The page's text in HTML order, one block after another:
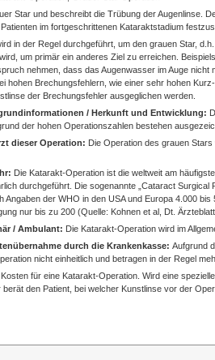
Star und beschreibt die Trübung der Augenlinse.
im fortgeschrittenen Kataraktstadium
in der Regel durchgeführt, um den grauen Star,
um primär ein anderes Ziel zu erreichen.
nehmen, dass das Augenwasser im Auge
hohen Brechungsfehlern, wie einer sehr hohen
der Brechungsfehler ausgeglichen werden.
/ Herkunft und Entwicklung:
der hohen Operationszahlen bestehen
dieser Operation: Die Operation des grauen
Die Katarakt-Operation ist die weltweit am
durchgeführt. Die sogenannte „Cataract Surgical
Angaben der WHO in den USA und Europa 4.000
nur bis zu 200 (Quelle: Kohnen et al, Dt.
/ Ambulant: Die Katarakt-Operation wird im
durch die Krankenkasse: Aufgrund
nicht einheitlich und betragen in der Regel
für eine Katarakt-Operation. Wird eine
den Patient, bei welcher Kunstlinse vor der